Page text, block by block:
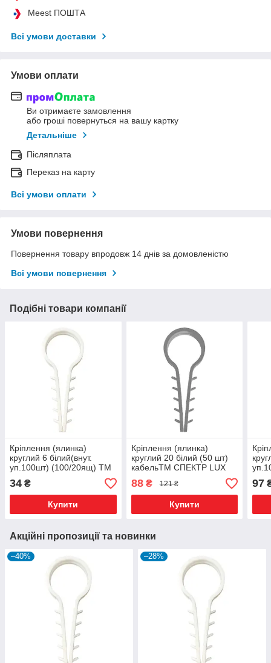
Meest ПОШТА
Всі умови доставки
Умови оплати
Ви отримаєте замовлення
або гроші повернуться на вашу картку
Детальніше
Післяплата
Переказ на карту
Всі умови оплати
Умови повернення
Повернення товару впродовж 14 днів за домовленістю
Всі умови повернення
Подібні товари компанії
Кріплення (ялинка)
круглий 6 білий(внут.
уп.100шт) (100/20ящ) ТМ
СПЕКТР LUX
34 ₴
Купити
Кріплення (ялинка)
круглий 20 білий (50 шт)
кабельТМ СПЕКТР LUX
88₴ 121 ₴
Купити
97
Акційні пропозиції та новинки
–40% –28%